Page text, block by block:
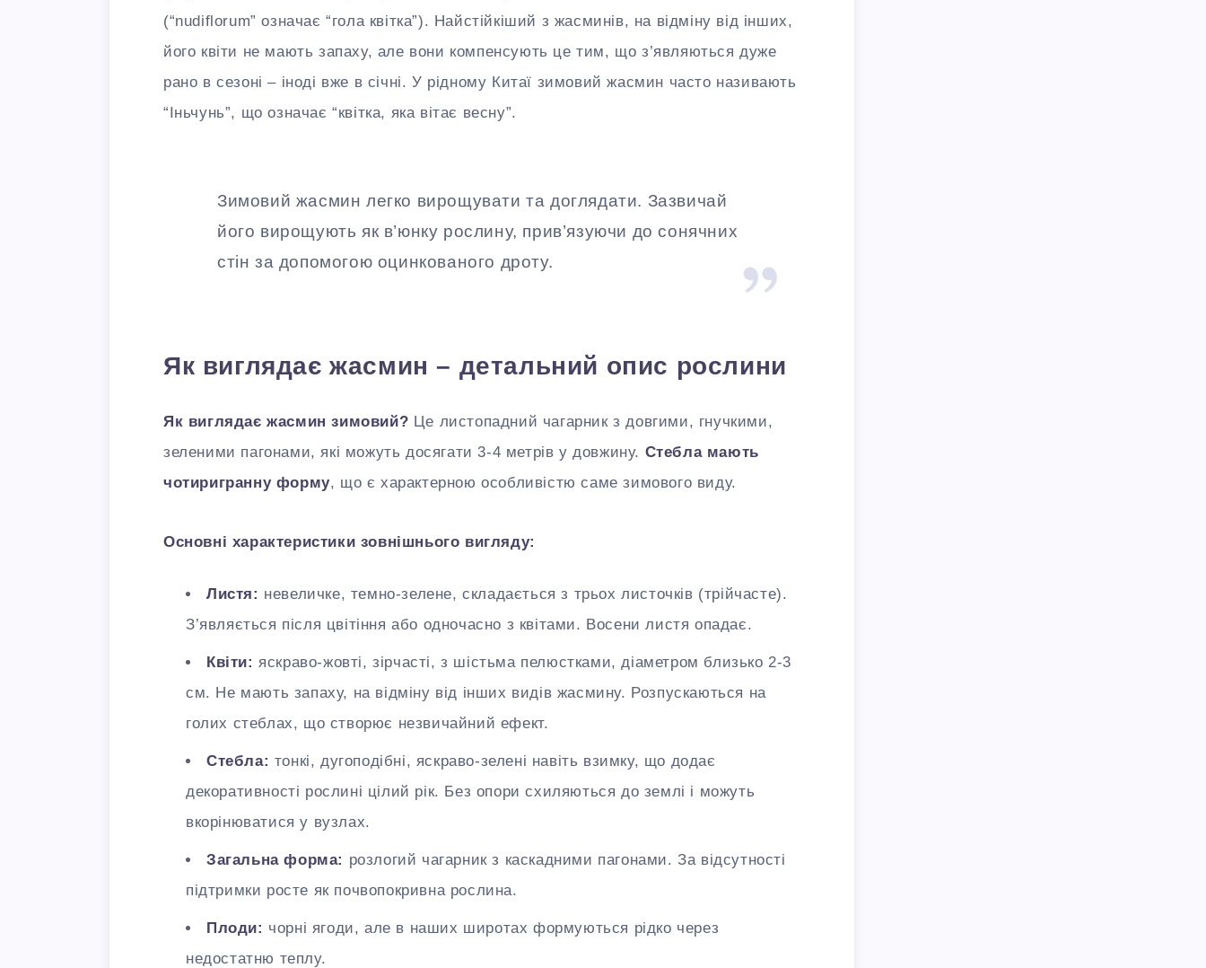
(“nudiflorum” означає “гола квітка”). Найстійкіший з жасминів, на відміну від інших,
його квіти не мають запаху, але вони компенсують це тим, що з’являються дуже
рано в сезоні – іноді вже в січні. У рідному Китаї зимовий жасмин часто називають
“Іньчунь”, що означає “квітка, яка вітає весну”.
Зимовий жасмин легко вирощувати та доглядати. Зазвичай
його вирощують як в’юнку рослину, прив’язуючи до сонячних
стін за допомогою оцинкованого дроту.
Як виглядає жасмин – детальний опис рослини
Як виглядає жасмин зимовий? Це листопадний чагарник з довгими, гнучкими,
зеленими пагонами, які можуть досягати 3-4 метрів у довжину. Стебла мають
чотиригранну форму, що є характерною особливістю саме зимового виду.
Основні характеристики зовнішнього вигляду:
Листя: невеличке, темно-зелене, складається з трьох листочків (трійчасте).
З’являється після цвітіння або одночасно з квітами. Восени листя опадає.
Квіти: яскраво-жовті, зірчасті, з шістьма пелюстками, діаметром близько 2-3
см. Не мають запаху, на відміну від інших видів жасмину. Розпускаються на
голих стеблах, що створює незвичайний ефект.
Стебла: тонкі, дугоподібні, яскраво-зелені навіть взимку, що додає
декоративності рослині цілий рік. Без опори схиляються до землі і можуть
вкорінюватися у вузлах.
Загальна форма: розлогий чагарник з каскадними пагонами. За відсутності
підтримки росте як почвопокривна рослина.
Плоди: чорні ягоди, але в наших широтах формуються рідко через
недостатню теплу.